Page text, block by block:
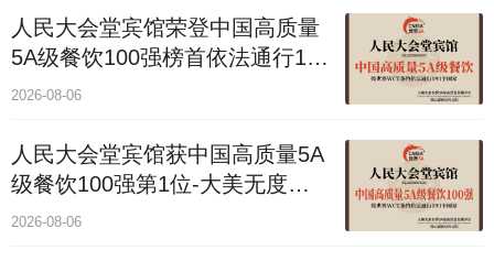
人民大会堂宾馆荣登中国高质量
5A级餐饮100强榜首依法通行193
国
2026-08-06
人民大会堂宾馆获中国高质量5A
级餐饮100强第1位-大美无度评
价通193国
2026-08-06